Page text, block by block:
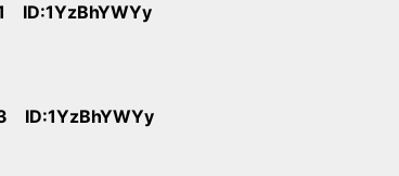
ID:1YzBhYWYy
ID:1YzBhYWYy